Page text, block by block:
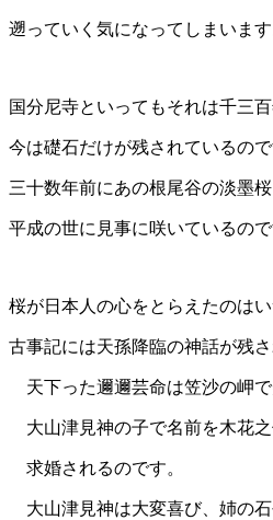
遡っていく気になってしまいます
国分尼寺といってもそれは千三
今は礎石だけが残されているの
三十数年前にあの根尾谷の淡墨
平成の世に見事に咲いているので
桜が日本人の心をとらえたのはい
古事記には天孫降臨の神話が残さ
天下った邇邇芸命は笠沙の岬で
大山津見神の子で名前を木花之
求婚されるのです。
大山津見神は大変喜び、姉の